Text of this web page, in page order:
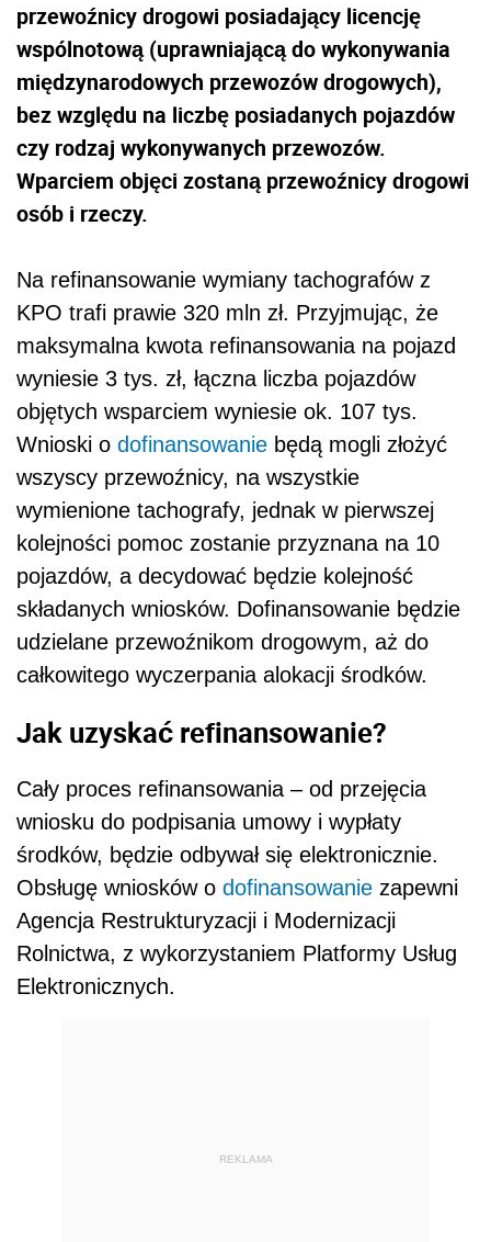
przewoźnicy drogowi posiadający licencję
wspólnotową (uprawniającą do wykonywania
międzynarodowych przewozów drogowych),
bez względu na liczbę posiadanych pojazdów
czy rodzaj wykonywanych przewozów.
Wparciem objęci zostaną przewoźnicy drogowi
osób i rzeczy.
Na refinansowanie wymiany tachografów z
KPO trafi prawie 320 mln zł. Przyjmując, że
maksymalna kwota refinansowania na pojazd
wyniesie 3 tys. zł, łączna liczba pojazdów
objętych wsparciem wyniesie ok. 107 tys.
Wnioski o dofinansowanie będą mogli złożyć
wszyscy przewoźnicy, na wszystkie
wymienione tachografy, jednak w pierwszej
kolejności pomoc zostanie przyznana na 10
pojazdów, a decydować będzie kolejność
składanych wniosków. Dofinansowanie będzie
udzielane przewoźnikom drogowym, aż do
całkowitego wyczerpania alokacji środków.
Jak uzyskać refinansowanie?
Cały proces refinansowania – od przejęcia
wniosku do podpisania umowy i wypłaty
środków, będzie odbywał się elektronicznie.
Obsługę wniosków o dofinansowanie zapewni
Agencja Restrukturyzacji i Modernizacji
Rolnictwa, z wykorzystaniem Platformy Usług
Elektronicznych.
REKLAMA